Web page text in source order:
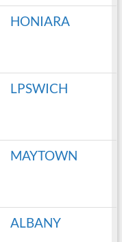
HONIARA
LPSWICH
MAYTOWN
ALBANY